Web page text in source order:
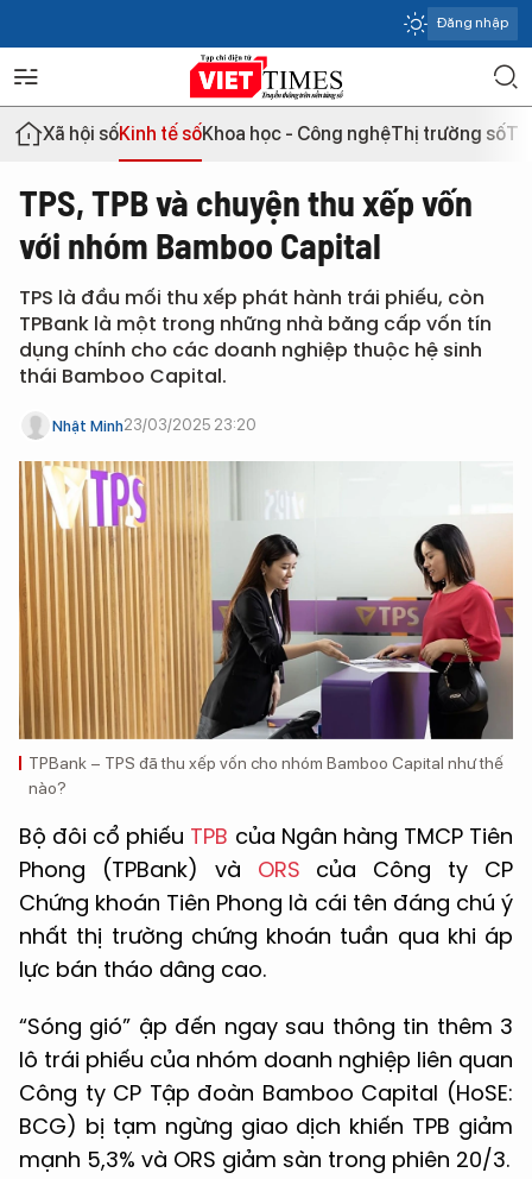
Đăng nhập
Xã hội sốKinh tế sốKhoa học - Công nghệThị trường số
TPS, TPB và chuyện thu xếp vốn
với nhóm Bamboo Capital
TPS là đầu mối thu xếp phát hành trái phiếu, còn
TPBank là một trong những nhà băng cấp vốn tín
dụng chính cho các doanh nghiệp thuộc hệ sinh
thái Bamboo Capital.
Nhật Minh23/03/2025 23:20
TPBank – TPS đã thu xếp vốn cho nhóm Bamboo Capital như thế
nào?
Bộ đôi cổ phiếu TPB của Ngân hàng TMCP Tiên
Phong (TPBank) và ORS của Công ty CP
Chứng khoán Tiên Phong là cái tên đáng chú ý
nhất thị trường chứng khoán tuần qua khi áp
lực bán tháo dâng cao.
“Sóng gió” ập đến ngay sau thông tin thêm 3
lô trái phiếu của nhóm doanh nghiệp liên quan
Công ty CP Tập đoàn Bamboo Capital (HoSE:
BCG) bị tạm ngừng giao dịch khiến TPB giảm
mạnh 5,3% và ORS giảm sàn trong phiên 20/3.